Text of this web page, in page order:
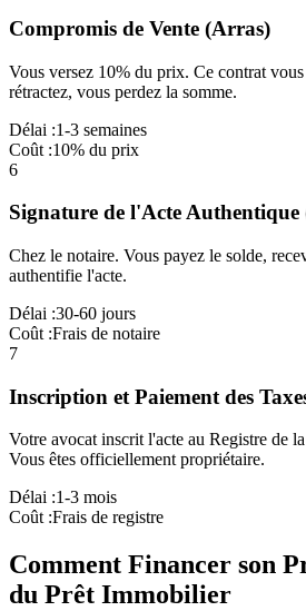
Compromis de Vente (Arras)
Vous versez 10% du prix. Ce contrat
rétractez, vous perdez la somme.
Délai :1-3 semaines
Coût :10% du prix
6
Signature de l'Acte
Chez le notaire. Vous payez le solde,
authentifie l'acte.
Délai :30-60 jours
Coût :Frais de notaire
7
Inscription et Paiement des
Votre avocat inscrit l'acte au Registre de
Vous êtes officiellement propriétaire.
Délai :1-3 mois
Coût :Frais de registre
Comment Financer son
du Prêt Immobilier